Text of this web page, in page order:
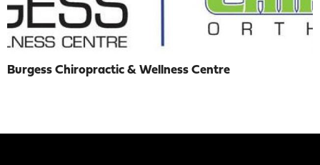
Burgess Chiropractic & Wellness Centre